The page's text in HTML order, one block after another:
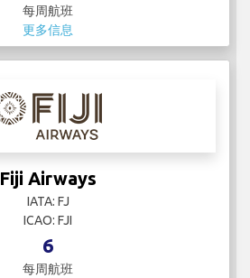
每周航班
更多信息
Fiji Airways
IATA: FJ
ICAO: FJI
6
每周航班